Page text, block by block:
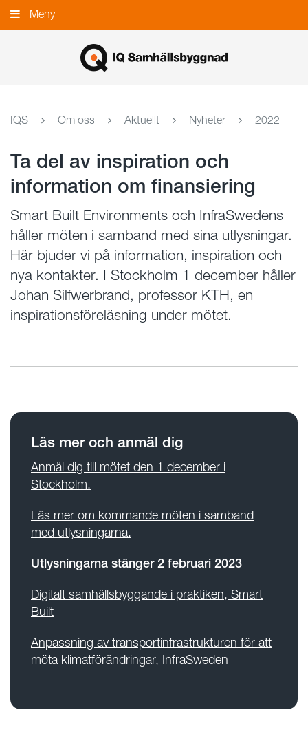
Gå
till
Meny
IQS Om oss Aktuellt Nyheter 2022
Ta del av inspiration och
information om finansiering
Smart Built Environments och InfraSwedens
håller möten i samband med sina utlysningar.
Här bjuder vi på information, inspiration och
nya kontakter. I Stockholm 1 december håller
Johan Silfwerbrand, professor KTH, en
inspirationsföreläsning under mötet.
Läs mer och anmäl dig
Anmäl dig till mötet den 1 december i
Stockholm.
Läs mer om kommande möten i samband
med utlysningarna.
Utlysningarna stänger 2 februari 2023
Digitalt samhällsbyggande i praktiken, Smart
Built
Anpassning av transportinfrastrukturen för att
möta klimatförändringar, InfraSweden